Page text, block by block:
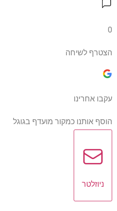
0
הצטרף לשיחה
עקבו אחרינו
הוסף אותנו כמקור מועדף בגוגל
ניוזלטר